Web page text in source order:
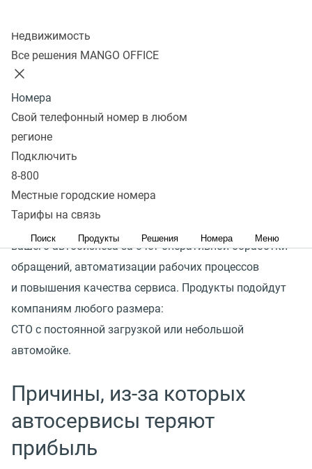
Недвижимость
Все решения MANGO OFFICE
Номера
Свой телефонный номер в любом
регионе
Подключить
8-800
Местные городские номера
Тарифы на связь
Поиск Продукты Решения Номера Меню
дефицитом новых иномарок и желанием продлить
на рынке обслуживания авто растет, и на первый план
с клиентами: важно всегда оставаться на связи
и отвечать на заявки, сообщать об акциях
и напоминать о сезонном обслуживании.
вашего автобизнеса за счет оперативной обработки
обращений, автоматизации рабочих процессов
и повышения качества сервиса. Продукты подойдут
компаниям любого размера:
СТО с постоянной загрузкой или небольшой
автомойке.
Причины, из-за которых
автосервисы теряют
прибыль